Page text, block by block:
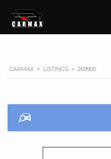
CARMAX > LISTINGS > 269900